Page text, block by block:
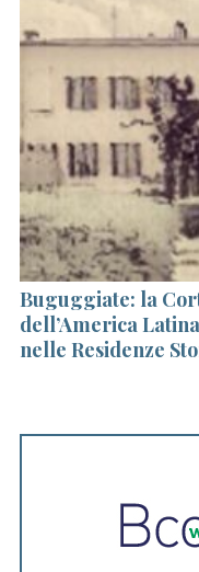
Buguggiate: la
dell’America
nelle Residenze
r
: